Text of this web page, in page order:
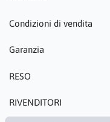
Condizioni di vendita
Garanzia
RESO
RIVENDITORI